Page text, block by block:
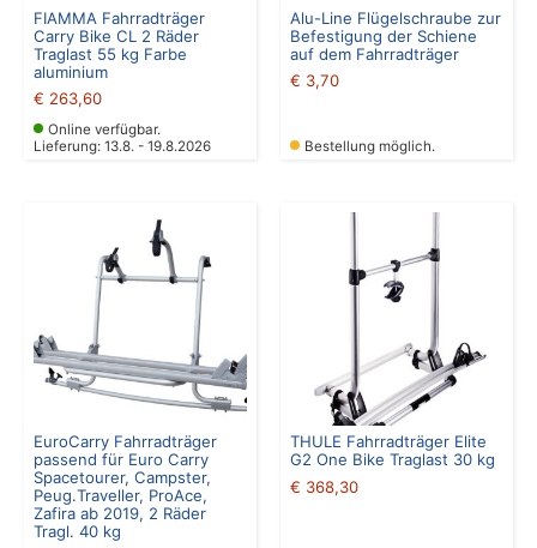
FIAMMA Fahrradträger
Carry Bike CL 2 Räder
Traglast 55 kg Farbe
aluminium
€ 263,60
Online verfügbar.
Lieferung: 13.8. - 19.8.2026
Alu-Line Flügelschraube zur
Befestigung der Schiene
auf dem Fahrradträger
€ 3,70
Bestellung möglich.
EuroCarry Fahrradträger
passend für Euro Carry
Spacetourer, Campster,
Peug.Traveller, ProAce,
Zafira ab 2019, 2 Räder
Tragl. 40 kg
THULE Fahrradträger Elite
G2 One Bike Traglast 30 kg
€ 368,30